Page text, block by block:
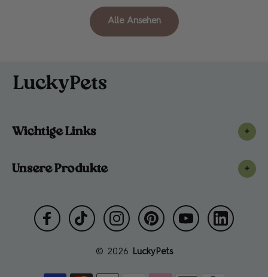
Alle Ansehen
Wichtige Links +
Unsere Produkte +
© 2026 LuckyPets